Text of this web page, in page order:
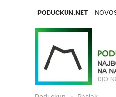
PODUCKUN.NET